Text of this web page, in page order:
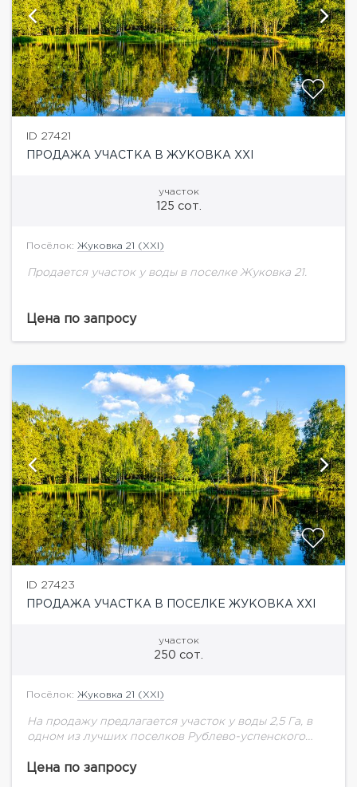
ID 27421
ПРОДАЖА УЧАСТКА В ЖУКОВКА ХХI
участок
125 сот.
Посёлок: Жуковка 21 (XXI)
Продается участок у воды в поселке Жуковка 21.
Цена по запросу
ID 27423
ПРОДАЖА УЧАСТКА В ПОСЕЛКЕ ЖУКОВКА ХХI
участок
250 сот.
Посёлок: Жуковка 21 (XXI)
На продажу предлагается участок у воды 2,5 Га, в
одном из лучших поселков Рублево-успенского
Цена по запросу